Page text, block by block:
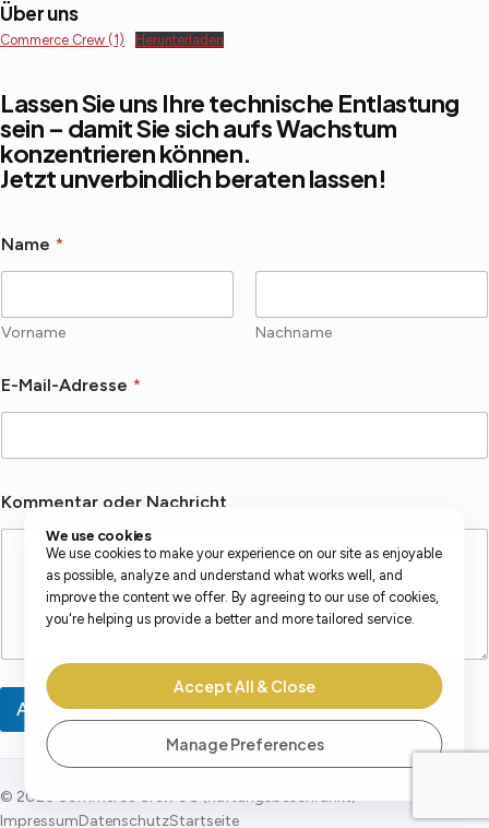
Über uns
Commerce Crew (1) Herunterladen
Lassen Sie uns Ihre technische Entlastung
sein – damit Sie sich aufs Wachstum
konzentrieren können.
Jetzt unverbindlich beraten lassen!
Name *
Vorname Nachname
d
e
o
e
r
N
c
E-Mail-Adresse *
Kommentar oder Nachricht
Absenden
© 2026Commerce Crew UG (haftungsbeschränkt)
ImpressumDatenschutzStartseite
We use cookies
We use cookies to make your experience on our site as enjoyable
as possible, analyze and understand what works well, and
improve the content we offer. By agreeing to our use of cookies,
you're helping us provide a better and more tailored service.
Accept All & Close
Manage Preferences